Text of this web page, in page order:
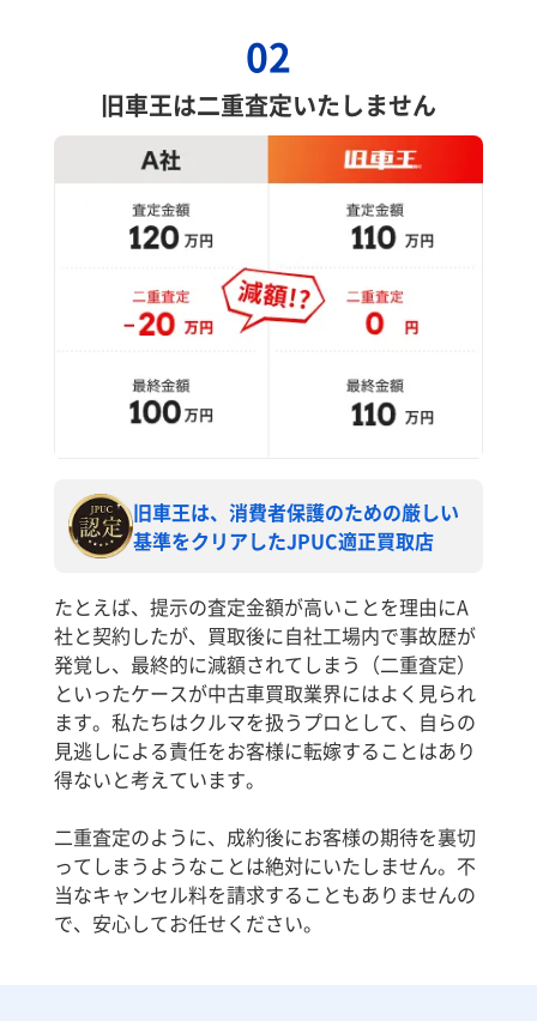
02
旧車王は二重査定いたしません
旧車王は、消費者保護のための厳しい
基準をクリアしたJPUC適正買取店
たとえば、提示の査定金額が高いことを理由にA
社と契約したが、買取後に自社工場内で事故歴が
発覚し、最終的に減額されてしまう（二重査定）
といったケースが中古車買取業界にはよく見られ
ます。私たちはクルマを扱うプロとして、自らの
見逃しによる責任をお客様に転嫁することはあり
得ないと考えています。
二重査定のように、成約後にお客様の期待を裏切
ってしまうようなことは絶対にいたしません。不
当なキャンセル料を請求することもありませんの
で、安心してお任せください。